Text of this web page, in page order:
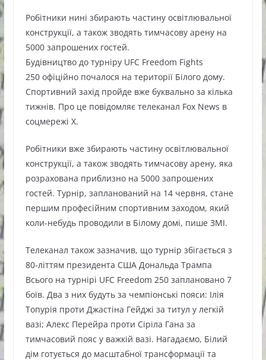
Робітники нині збирають частину освітлювальної
конструкції, а також зводять тимчасову арену на
5000 запрошених гостей.
Будівництво до турніру UFC Freedom Fights
250 офіційно почалося на території Білого дому.
Спортивний захід пройде вже буквально за кілька
тижнів. Про це повідомляє телеканал Fox News в
соцмережі X.
Робітники вже збирають частину освітлювальної
конструкції, а також зводять тимчасову арену, яка
розрахована приблизно на 5000 запрошених
гостей. Турнір, запланований на 14 червня, стане
першим професійним спортивним заходом, який
коли-небудь проводили в Білому домі, пише ЗМІ.
Телеканал також зазначив, що турнір збігається з
80-літтям президента США Дональда Трампа
Всього на турнірі UFC Freedom 250 заплановано 7
боїв. Два з них будуть за чемпіонські пояси: Ілія
Топурія проти Джастіна Гейджі за титул у легкій
вазі; Алекс Перейра проти Сіріла Гана за
тимчасовий пояс у важкій вазі. Нагадаємо, Білий
дім готується до масштабної трансформації та